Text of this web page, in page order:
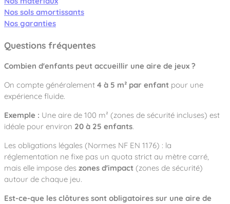
Nos sols amortissants
Nos garanties
Questions fréquentes
Combien d'enfants peut accueillir une aire de jeux ?
On compte généralement 4 à 5 m² par enfant pour une
expérience fluide.
Exemple : Une aire de 100 m² (zones de sécurité incluses) est
idéale pour environ 20 à 25 enfants.
Les obligations légales (Normes NF EN 1176) : la
réglementation ne fixe pas un quota strict au mètre carré,
mais elle impose des zones d'impact (zones de sécurité)
autour de chaque jeu.
Est-ce-que les clôtures sont obligatoires sur une aire de